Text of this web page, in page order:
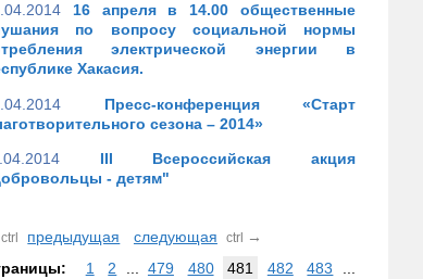
16 апреля в 14.00 общественные
по вопросу социальной нормы
электрической энергии в
Хакасия.
Пресс-конференция «Старт
сезона – 2014»
III Всероссийская акция
- детям"
ctrl предыдущая следующая ctrl →
1 2 479 480 481 482 483